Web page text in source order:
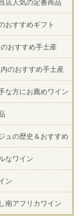
店人気の定番商品
おすすめギフト
おすすめ手土産
のおすすめ手土産
な方にお薦めワイン
ュの歴史＆おすすめ
なワイン
ン
南アフリカワイン